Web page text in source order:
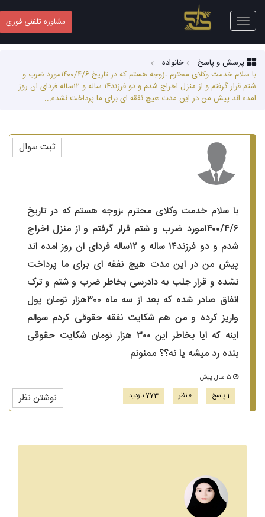
Toggle
navigation
مشاوره تلفنی فوری
پرسش و پاسخ
خانواده
با سلام خدمت وکلای محترم ،زوجه هستم که در تاریخ ۱۴۰۰/۴/۶مورد ضرب و
شتم قرار گرفتم و از منزل اخراج شدم و دو فرزند۱۴ ساله و ۱۲ساله فردای ان روز
امده اند پیش من در این مدت هیچ نفقه ای برای ما پرداخت نشده...
با سلام خدمت وکلای محترم ،زوجه هستم که در تاریخ
۱۴۰۰/۴/۶مورد ضرب و شتم قرار گرفتم و از منزل اخراج
شدم و دو فرزند۱۴ ساله و ۱۲ساله فردای ان روز امده اند
پیش من در این مدت هیچ نفقه ای برای ما پرداخت
نشده و قرار جلب به دادرسی بخاطر ضرب و شتم و ترک
انفاق صادر شده که بعد از سه ماه ۳۰۰هزار تومان پول
واریز کرده و من هم شکایت نفقه حقوقی کردم سوالم
اینه که ایا بخاطر این ۳۰۰ هزار تومان شکایت حقوقی
بنده رد میشه یا نه؟؟ ممنونم
1 پاسخ
0 نظر 773 بازدید نوشتن نظر
ثبت سوال